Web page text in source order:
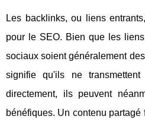
Les backlinks, ou liens
pour le SEO. Bien que les
sociaux soient généralement
signifie qu'ils ne
directement, ils peuvent
bénéfiques. Un contenu partagé